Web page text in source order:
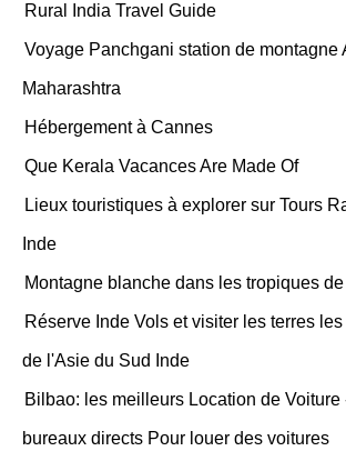
Rural India Travel Guide
Voyage Panchgani station de montagne
Maharashtra
Hébergement à Cannes
Que Kerala Vacances Are Made Of
Lieux touristiques à explorer sur Tours
Inde
Montagne blanche dans les tropiques
Réserve Inde Vols et visiter les terres
de l'Asie du Sud Inde
Bilbao: les meilleurs Location de Voiture
bureaux directs Pour louer des voitures